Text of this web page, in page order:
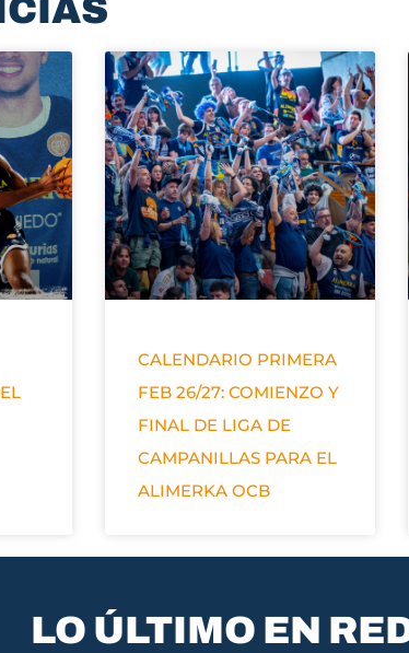
CALENDARIO PRIMERA
FEB 26/27: COMIENZO Y
FINAL DE LIGA DE
CAMPANILLAS PARA EL
ALIMERKA OCB
LO ÚLTIMO EN